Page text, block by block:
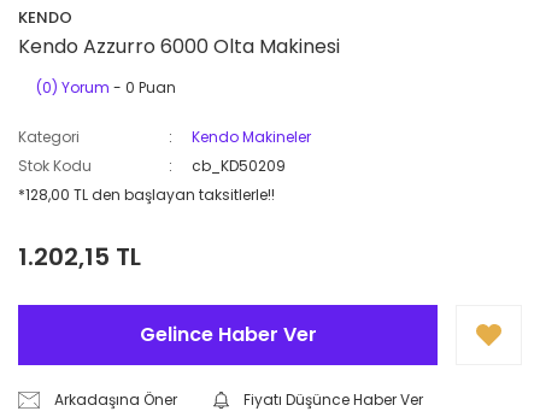
KENDO
Kendo Azzurro 6000 Olta Makinesi
(0) Yorum - 0 Puan
Kategori
Kendo Makineler
Stok Kodu
cb_KD50209
*128,00 TL den başlayan taksitlerle!!
1.202,15 TL
Gelince Haber Ver
Arkadaşına Öner
Fiyatı Düşünce Haber Ver